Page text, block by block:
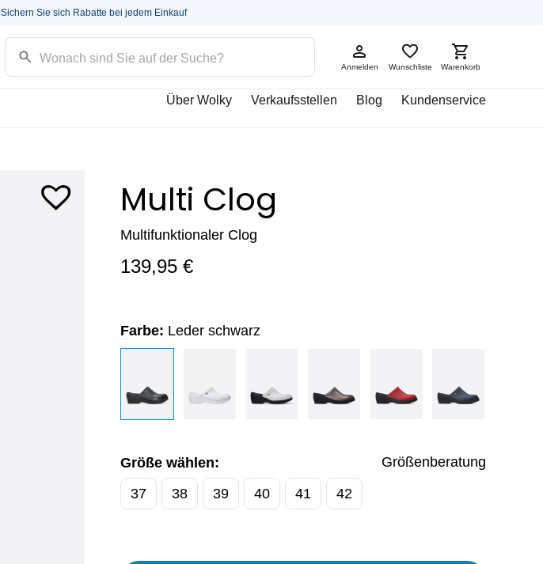
Sichern Sie sich Rabatte bei jedem Einkauf
Anmelden Wunschliste Warenkorb
Über Wolky Verkaufsstellen Blog Kundenservice
Multi Clog
Multifunktionaler Clog
139,95 €
Farbe: Leder schwarz
Größe wählen:
Größenberatung
37
38 39 40 41 42